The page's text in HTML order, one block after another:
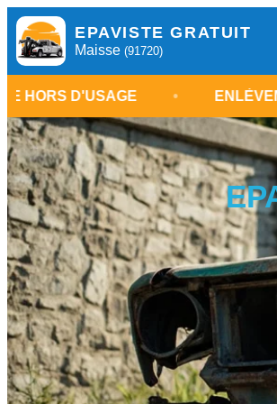
EPAVISTE GRATUIT
Maisse (91720)
• ENLÈVEMENT